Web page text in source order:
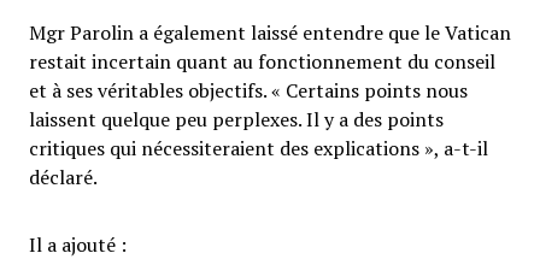
Mgr Parolin a également laissé entendre que le Vatican
restait incertain quant au fonctionnement du conseil
et à ses véritables objectifs. « Certains points nous
laissent quelque peu perplexes. Il y a des points
critiques qui nécessiteraient des explications », a-t-il
déclaré.
Il a ajouté :